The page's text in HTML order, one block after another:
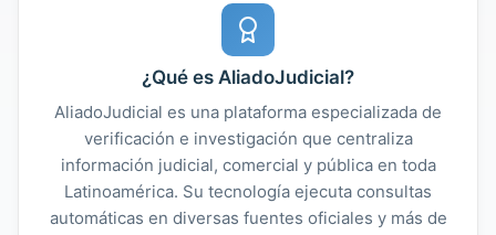
¿Qué es AliadoJudicial?
AliadoJudicial es una plataforma especializada de
verificación e investigación que centraliza
información judicial, comercial y pública en toda
Latinoamérica. Su tecnología ejecuta consultas
automáticas en diversas fuentes oficiales y más de